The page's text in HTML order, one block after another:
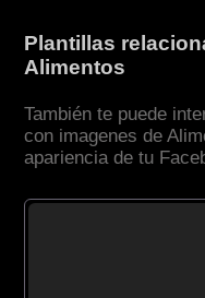
Plantillas
Alimentos
También te puede
con imagenes de
apariencia de tu